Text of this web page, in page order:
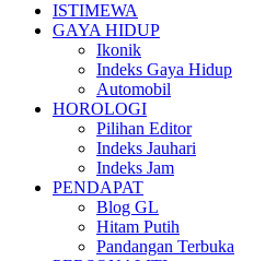
ISTIMEWA
GAYA HIDUP
Ikonik
Indeks Gaya Hidup
Automobil
HOROLOGI
Pilihan Editor
Indeks Jauhari
Indeks Jam
PENDAPAT
Blog GL
Hitam Putih
Pandangan Terbuka